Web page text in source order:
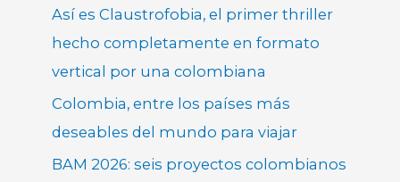
Así es Claustrofobia, el primer thriller
hecho completamente en formato
vertical por una colombiana
Colombia, entre los países más
deseables del mundo para viajar
BAM 2026: seis proyectos colombianos